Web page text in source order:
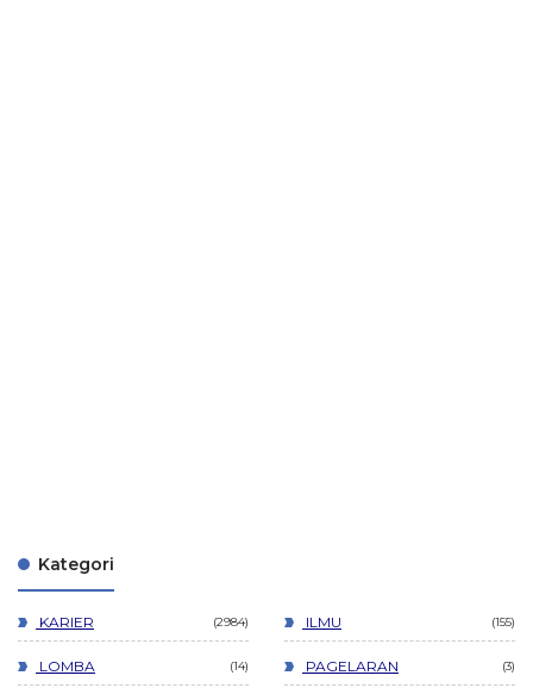
Kategori
KARIER 2984 ILMU 155
LOMBA 14 PAGELARAN 3